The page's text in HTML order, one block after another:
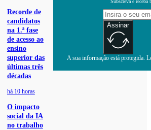
Recorde de
candidatos
na 1.ª fase
de acesso ao
ensino
superior das
últimas três
décadas
há 10 horas
O impacto
social da IA
no trabalho
Assinar
A sua informação está protegida.